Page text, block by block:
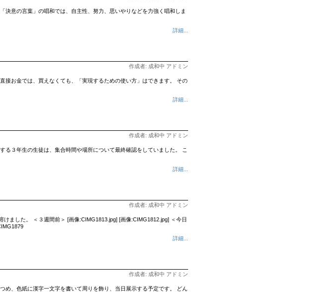
決意の言葉」の唱和では、自主性、努力、思いやりなどを力強く唱和しま
詳細...
作成者: 成和中 アドミン
接お金では、買えなくても、「実現するための使い方」はできます。 その
詳細...
作成者: 成和中 アドミン
る３年生の生徒は、集合時間や場所について最終確認をしていました。 こ
詳細...
作成者: 成和中 アドミン
ました。 ＜３週間前＞ [画像:CIMG1813.jpg] [画像:CIMG1812.jpg] ＜今日
詳細...
作成者: 成和中 アドミン
め、色紙に漢字一文字を書いて周りを飾り、当日展示する予定です。 どん